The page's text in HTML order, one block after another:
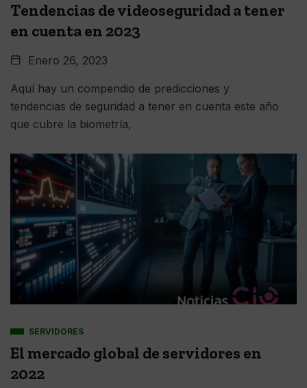
Tendencias de videoseguridad a tener
en cuenta en 2023
Enero 26, 2023
Aquí hay un compendio de predicciones y
tendencias de seguridad a tener en cuenta este año
que cubre la biometría,
SERVIDORES
El mercado global de servidores en
2022